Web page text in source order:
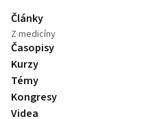
Články
Z medicíny
Časopisy
Kurzy
Témy
Kongresy
Videa